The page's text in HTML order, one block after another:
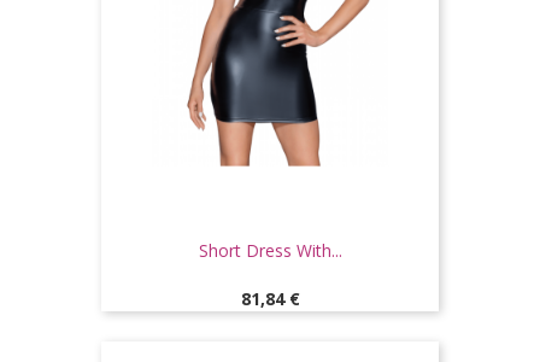
Short Dress With...
Prix
81,84 €